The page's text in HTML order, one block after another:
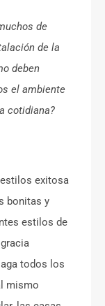
de
de la
deben
el ambiente
cotidiana?
exitosa
bonitas y
estilos de
todos los
mismo